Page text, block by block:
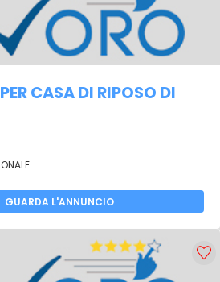
CASA DI RIPOSO DI
GUARDA L'ANNUNCIO